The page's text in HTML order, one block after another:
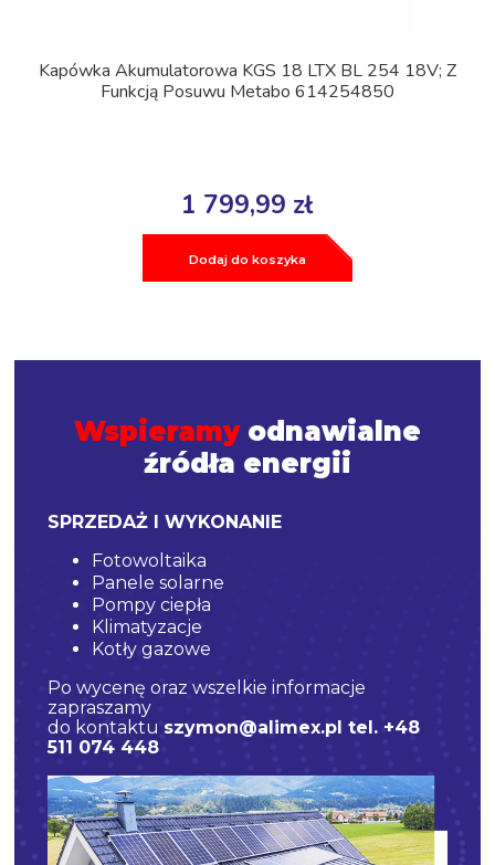
Kapówka Akumulatorowa KGS 18 LTX BL 254 18V; Z
Funkcją Posuwu Metabo 614254850
1 799,99 zł
Dodaj do koszyka
Wspieramyodnawialne
źródła energii
SPRZEDAŻ I WYKONANIE
Fotowoltaika
Panele solarne
Pompy ciepła
Klimatyzacje
Kotły gazowe
Po wycenę oraz wszelkie informacje
zapraszamy
do kontaktu szymon@alimex.pl tel. +48
511 074 448